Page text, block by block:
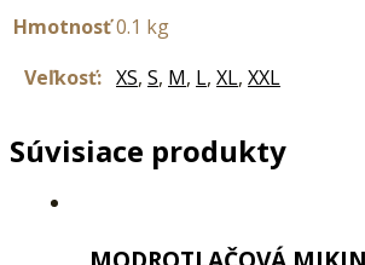
Hmotnosť0.1 kg
Veľkosť: XS, S, M, L, XL, XXL
Súvisiace produkty